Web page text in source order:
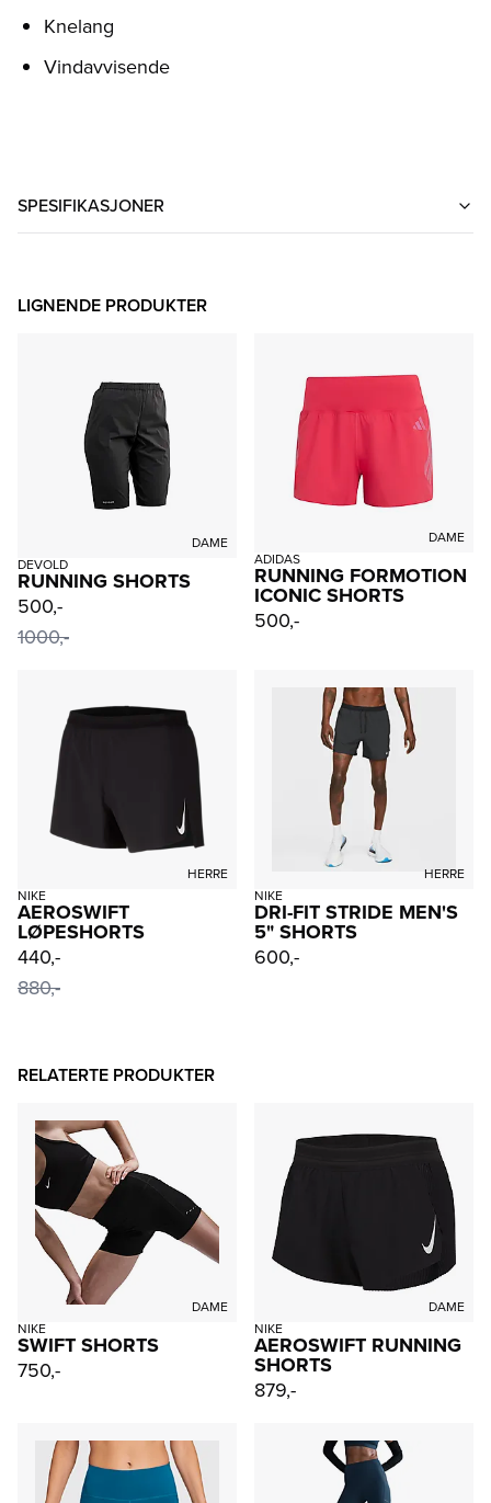
Knelang
Vindavvisende
SPESIFIKASJONER
LIGNENDE PRODUKTER
DAME
DEVOLD
RUNNING SHORTS
500,-
1000,-
DAME
ADIDAS
RUNNING FORMOTION
ICONIC SHORTS
500,-
HERRE
NIKE
AEROSWIFT
LØPESHORTS
440,-
880,-
HERRE
NIKE
DRI-FIT STRIDE MEN'S
5" SHORTS
600,-
RELATERTE PRODUKTER
DAME
NIKE
SWIFT SHORTS
750,-
DAME
NIKE
AEROSWIFT RUNNING
SHORTS
879,-